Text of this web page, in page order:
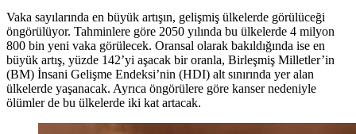
Vaka sayılarında en büyük artışın, gelişmiş ülkelerde görülüceği
öngörülüyor. Tahminlere göre 2050 yılında bu ülkelerde 4 milyon
800 bin yeni vaka görülecek. Oransal olarak bakıldığında ise en
büyük artış, yüzde 142’yi aşacak bir oranla, Birleşmiş Milletler’in
(BM) İnsani Gelişme Endeksi’nin (HDI) alt sınırında yer alan
ülkelerde yaşanacak. Ayrıca öngörülere göre kanser nedeniyle
ölümler de bu ülkelerde iki kat artacak.